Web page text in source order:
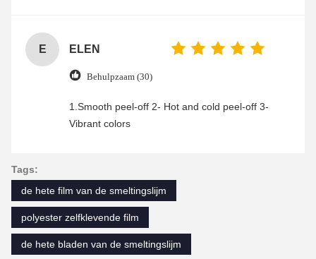
E ELEN
Behulpzaam (30)
1.Smooth peel-off 2- Hot and cold peel-off 3-
Vibrant colors
Tags:
de hete film van de smeltingslijm
polyester zelfklevende film
de hete bladen van de smeltingslijm